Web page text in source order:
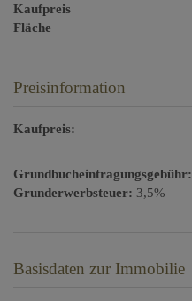
Kaufpreis
Fläche
Preisinformation
Kaufpreis:
Grundbucheintragungsgebühr:
Grunderwerbsteuer: 3,5%
Basisdaten zur Immobilie